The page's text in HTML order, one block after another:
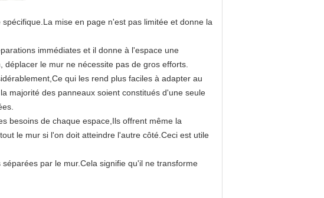
mise en page n'est pas limitée et donne la
immédiates et il donne à l'espace une
le mur ne nécessite pas de gros efforts.
qui les rend plus faciles à adapter au
majorité des panneaux soient constitués d'une seule
besoins de chaque espace,Ils offrent même la
le mur si l'on doit atteindre l'autre côté.Ceci est utile
par le mur.Cela signifie qu'il ne transforme